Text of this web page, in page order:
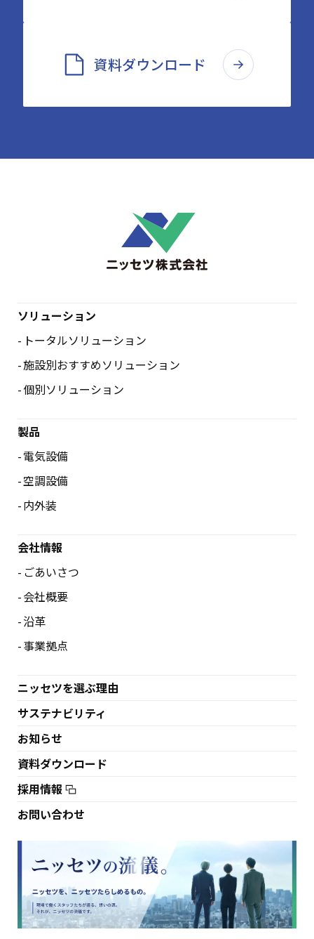
資料ダウンロード
ソリューション
トータルソリューション
施設別おすすめソリューション
個別ソリューション
製品
電気設備
空調設備
内外装
会社情報
ごあいさつ
会社概要
沿革
事業拠点
ニッセツを選ぶ理由
サステナビリティ
お知らせ
資料ダウンロード
採用情報
お問い合わせ